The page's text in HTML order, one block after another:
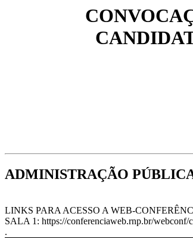
ADMINISTRAÇÃO
LINKS PARA ACESSO A WEB-
SALA 1: https://conferenciaweb.rnp.br/webconf/
.